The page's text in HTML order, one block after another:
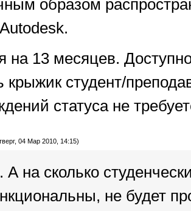
сайте
к бесплатной
Artlantis 3.0. (срок
языке), приложения
MEP Modeler,
образом
на 13 месяцев.
крыжик студент/
статуса не
04 Мар 2010, 14:15)
на сколько
не будет